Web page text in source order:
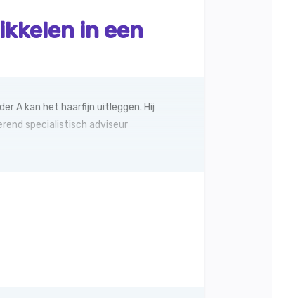
in een
A kan het haarfijn uitleggen. Hij
specialistisch adviseur